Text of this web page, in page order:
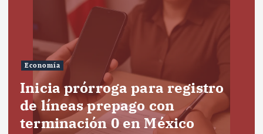
Economía
Inicia prórroga para registro
de líneas prepago con
terminación 0 en México